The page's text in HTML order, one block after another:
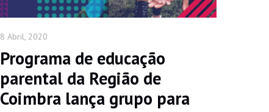
8 Abril, 2020
Programa de educação
parental da Região de
Coimbra lança grupo para